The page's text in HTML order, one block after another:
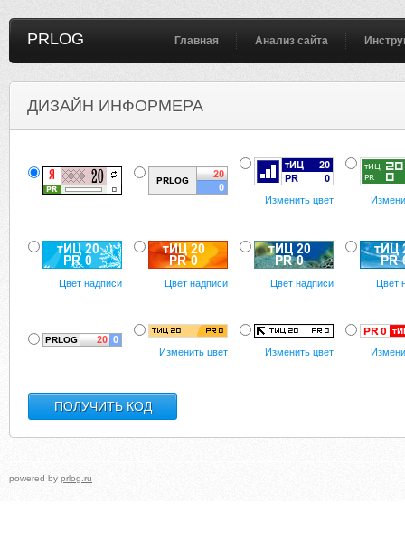
PRLOG Главная Анализ сайта
ДИЗАЙН ИНФОРМЕРА
Изменить цвет
Цвет надписи Цвет надписи Цвет надписи Цвет
Изменить цвет Изменить цвет
powered by prlog.ru